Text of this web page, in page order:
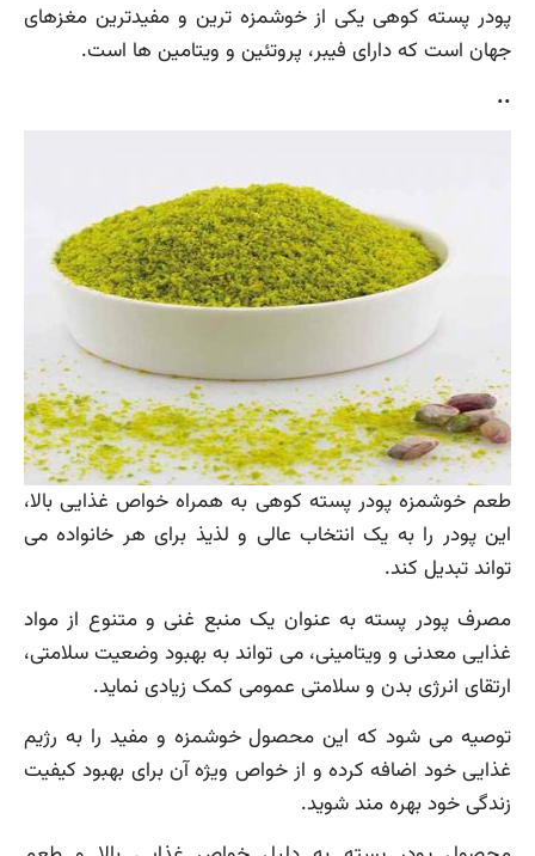
پودر پسته کوهی یکی از خوشمزه ترین و مفیدترین مغزهای
جهان است که دارای فیبر، پروتئین و ویتامین ها است.
..
طعم خوشمزه پودر پسته کوهی به همراه خواص غذایی بالا،
این پودر را به یک انتخاب عالی و لذیذ برای هر خانواده می
تواند تبدیل کند.
مصرف پودر پسته به عنوان یک منبع غنی و متنوع از مواد
غذایی معدنی و ویتامینی، می تواند به بهبود وضعیت سلامتی،
ارتقای انرژی بدن و سلامتی عمومی کمک زیادی نماید.
توصیه می شود که این محصول خوشمزه و مفید را به رژیم
غذایی خود اضافه کرده و از خواص ویژه آن برای بهبود کیفیت
زندگی خود بهره مند شوید.